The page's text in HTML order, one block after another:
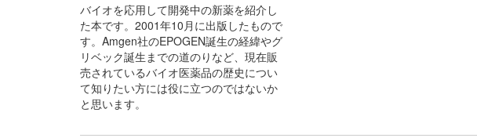
バイオを応用して開発中の新薬を紹介し
た本です。2001年10月に出版したもので
す。Amgen社のEPOGEN誕生の経緯やグ
リベック誕生までの道のりなど、現在販
売されているバイオ医薬品の歴史につい
て知りたい方には役に立つのではないか
と思います。